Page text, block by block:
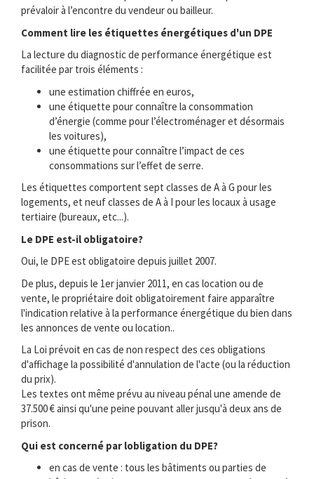
prévaloir à l’encontre du vendeur ou bailleur.
Comment lire les étiquettes énergétiques d'un DPE
La lecture du diagnostic de performance énergétique est
facilitée par trois éléments :
une estimation chiffrée en euros,
une étiquette pour connaître la consommation
d’énergie (comme pour l’électroménager et désormais
les voitures),
une étiquette pour connaître l’impact de ces
consommations sur l’effet de serre.
Les étiquettes comportent sept classes de A à G pour les
logements, et neuf classes de A à I pour les locaux à usage
tertiaire (bureaux, etc...).
Le DPE est-il obligatoire?
Oui, le DPE est obligatoire depuis juillet 2007.
De plus, depuis le 1er janvier 2011, en cas location ou de
vente, le propriétaire doit obligatoirement faire apparaître
l'indication relative à la performance énergétique du bien dans
les annonces de vente ou location..
La Loi prévoit en cas de non respect des ces obligations
d'affichage la possibilité d'annulation de l'acte (ou la réduction
du prix).
Les textes ont même prévu au niveau pénal une amende de
37.500 € ainsi qu'une peine pouvant aller jusqu'à deux ans de
prison.
Qui est concerné par lobligation du DPE?
en cas de vente : tous les bâtiments ou parties de